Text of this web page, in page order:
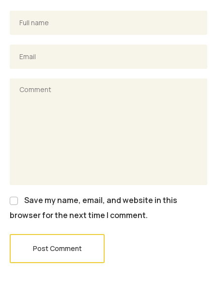
Save my name, email, and website in this
browser for the next time I comment.
Post Comment